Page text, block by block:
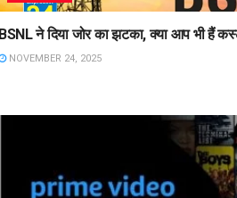
BSNL ने दिया जोर का झटका, क्या आप भी हैं
NOVEMBER 24, 2025